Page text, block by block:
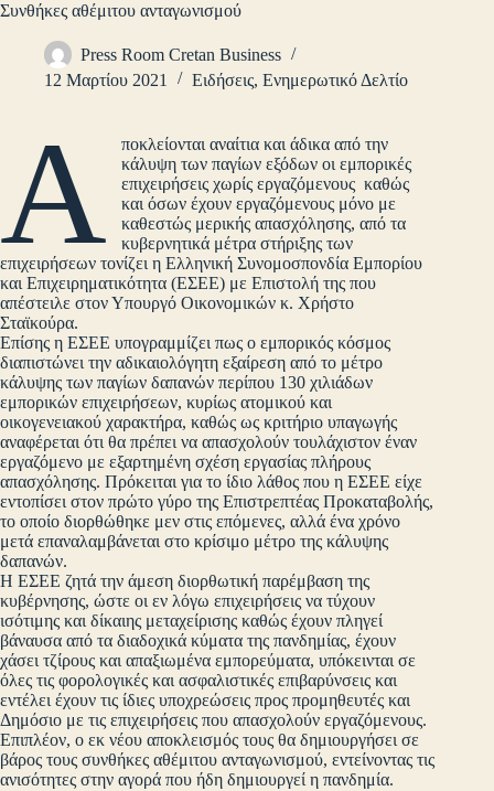
Συνθήκες αθέμιτου ανταγωνισμού
Press Room Cretan Business
12 Μαρτίου 2021
Ειδήσεις, Ενημερωτικό Δελτίο
Α
ποκλείονται αναίτια και άδικα από την
κάλυψη των παγίων εξόδων οι εμπορικές
επιχειρήσεις χωρίς εργαζόμενους καθώς
και όσων έχουν εργαζόμενους μόνο με
καθεστώς μερικής απασχόλησης, από τα
κυβερνητικά μέτρα στήριξης των
επιχειρήσεων τονίζει η Ελληνική Συνομοσπονδία Εμπορίου
και Επιχειρηματικότητα (ΕΣΕΕ) με Επιστολή της που
απέστειλε στον Υπουργό Οικονομικών κ. Χρήστο
Σταϊκούρα.
Επίσης η ΕΣΕΕ υπογραμμίζει πως ο εμπορικός κόσμος
διαπιστώνει την αδικαιολόγητη εξαίρεση από το μέτρο
κάλυψης των παγίων δαπανών περίπου 130 χιλιάδων
εμπορικών επιχειρήσεων, κυρίως ατομικού και
οικογενειακού χαρακτήρα, καθώς ως κριτήριο υπαγωγής
αναφέρεται ότι θα πρέπει να απασχολούν τουλάχιστον έναν
εργαζόμενο με εξαρτημένη σχέση εργασίας πλήρους
απασχόλησης. Πρόκειται για το ίδιο λάθος που η ΕΣΕΕ είχε
εντοπίσει στον πρώτο γύρο της Επιστρεπτέας Προκαταβολής,
το οποίο διορθώθηκε μεν στις επόμενες, αλλά ένα χρόνο
μετά επαναλαμβάνεται στο κρίσιμο μέτρο της κάλυψης
δαπανών.
Η ΕΣΕΕ ζητά την άμεση διορθωτική παρέμβαση της
κυβέρνησης, ώστε οι εν λόγω επιχειρήσεις να τύχουν
ισότιμης και δίκαιης μεταχείρισης καθώς έχουν πληγεί
βάναυσα από τα διαδοχικά κύματα της πανδημίας, έχουν
χάσει τζίρους και απαξιωμένα εμπορεύματα, υπόκεινται σε
όλες τις φορολογικές και ασφαλιστικές επιβαρύνσεις και
εντέλει έχουν τις ίδιες υποχρεώσεις προς προμηθευτές και
Δημόσιο με τις επιχειρήσεις που απασχολούν εργαζόμενους.
Επιπλέον, ο εκ νέου αποκλεισμός τους θα δημιουργήσει σε
βάρος τους συνθήκες αθέμιτου ανταγωνισμού, εντείνοντας τις
ανισότητες στην αγορά που ήδη δημιουργεί η πανδημία.